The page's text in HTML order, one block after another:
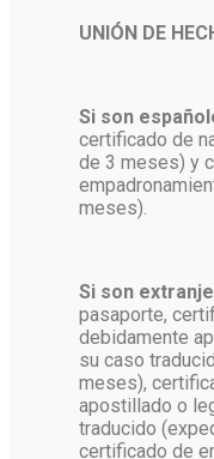
UNIÓN DE
Si son
certificado de
de 3 meses) y
meses).
Si son
pasaporte,
debidamente
su caso
meses),
apostillado o
traducido
certificado de